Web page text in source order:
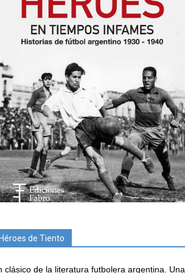
de Tiento
clásico de la literatura futbolera argentina. Una